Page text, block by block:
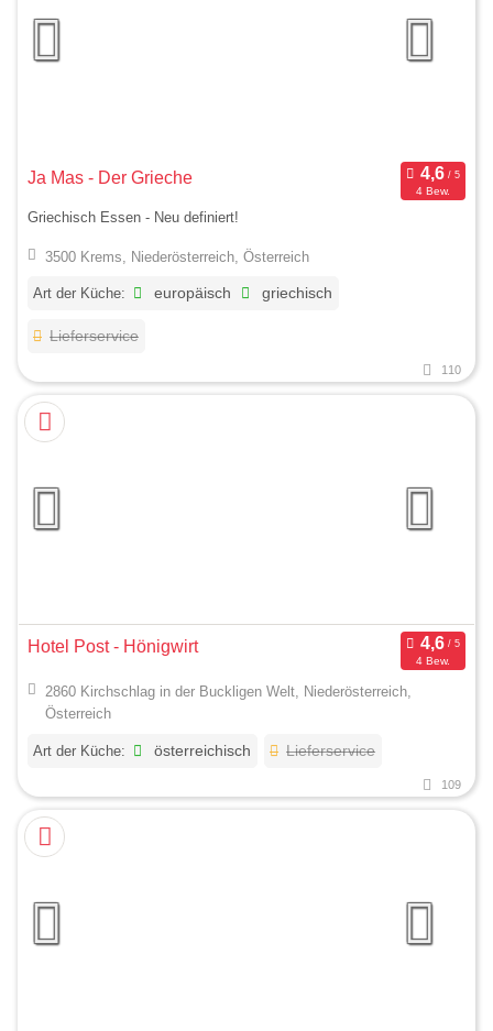
Ja Mas - Der Grieche
4 Bew.
Griechisch Essen - Neu definiert!
3500 Krems, Niederösterreich, Österreich
Art der Küche: europäisch griechisch
Lieferservice
110
Hotel Post - Hönigwirt
4 Bew.
2860 Kirchschlag in der Buckligen Welt, Niederösterreich,
Österreich
Art der Küche: österreichisch Lieferservice
109